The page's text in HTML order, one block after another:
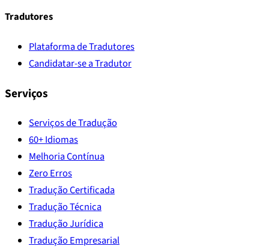
Tradutores
Plataforma de Tradutores
Candidatar-se a Tradutor
Serviços
Serviços de Tradução
60+ Idiomas
Melhoria Contínua
Zero Erros
Tradução Certificada
Tradução Técnica
Tradução Jurídica
Tradução Empresarial